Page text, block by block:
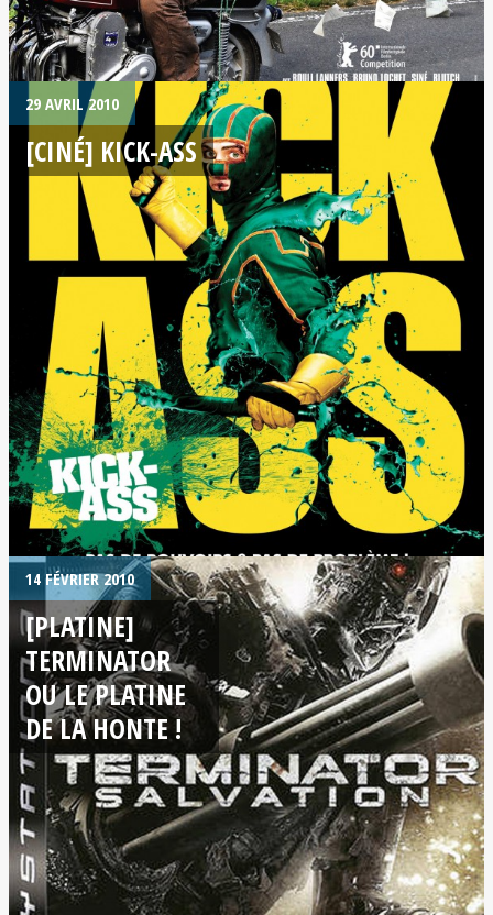
29 AVRIL 2010
[CINÉ] KICK-ASS
14 FÉVRIER 2010
[PLATINE]
TERMINATOR
OU LE PLATINE
DE LA HONTE !